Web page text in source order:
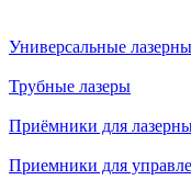
Универсальные
Трубные лазеры
Приёмники для
Приемники для